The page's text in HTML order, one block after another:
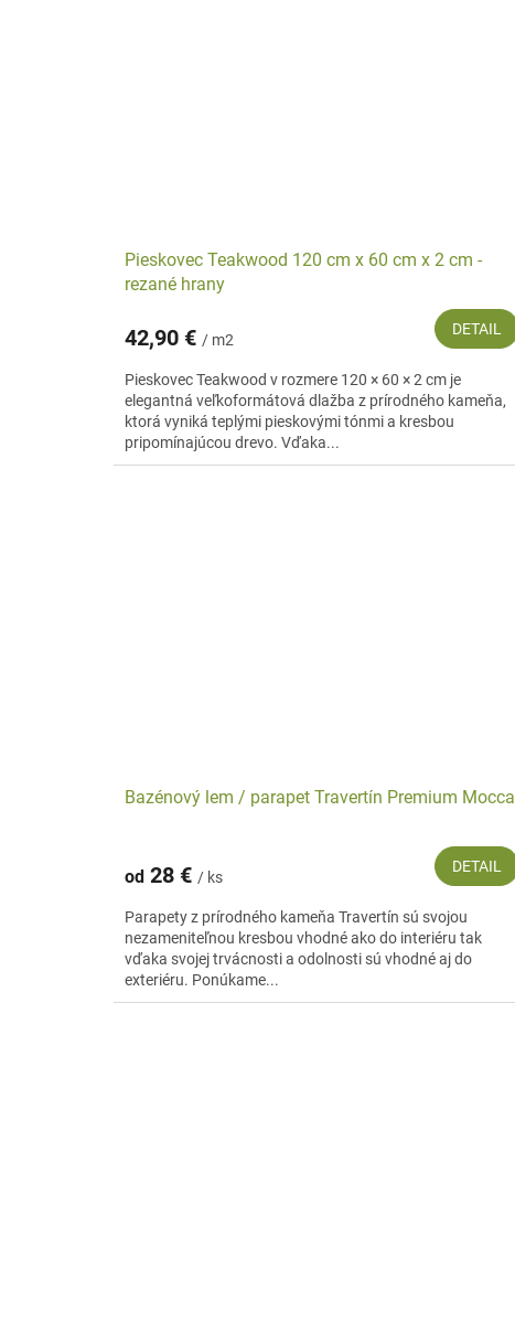
Pieskovec Teakwood 120 cm x 60 cm x 2 cm -
rezané hrany
42,90 € / m2
DETAIL
Pieskovec Teakwood v rozmere 120 × 60 × 2 cm je
elegantná veľkoformátová dlažba z prírodného kameňa,
ktorá vyniká teplými pieskovými tónmi a kresbou
pripomínajúcou drevo. Vďaka...
Bazénový lem / parapet Travertín Premium Mocca
od 28 € / ks
DETAIL
Parapety z prírodného kameňa Travertín sú svojou
nezameniteľnou kresbou vhodné ako do interiéru tak
vďaka svojej trvácnosti a odolnosti sú vhodné aj do
exteriéru. Ponúkame...